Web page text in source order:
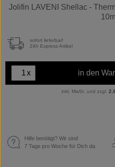
Jolifin LAVENI Shellac -
10ml
sofort lieferbar!
24h Express Artikel
x in den
inkl. MwSt. und zzgl.
Hilfe benötigt? Wir sind
7 Tage pro Woche für Dich da.